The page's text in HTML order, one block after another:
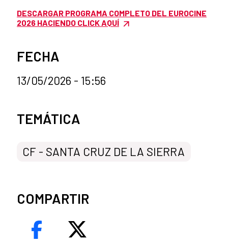
DESCARGAR PROGRAMA COMPLETO DEL EUROCINE
2026 HACIENDO CLICK AQUÍ
FECHA
13/05/2026 - 15:56
Categorías de la noticia
TEMÁTICA
CF - SANTA CRUZ DE LA SIERRA
COMPARTIR